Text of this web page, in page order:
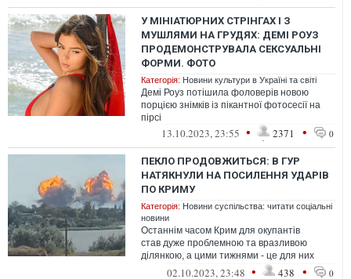
У МІНІАТЮРНИХ СТРІНГАХ І З
МУШЛЯМИ НА ГРУДЯХ: ДЕМІ РОУЗ
ПРОДЕМОНСТРУВАЛА СЕКСУАЛЬНІ
ФОРМИ. ФОТО
Категорія: Новини культури в Україні та світі
Демі Роуз потішила фоловерів новою
порцією знімків із пікантної фотосесії на
пірсі
13.10.2023, 23:55 • 2371 • 0
ПЕКЛО ПРОДОВЖИТЬСЯ: В ГУР
НАТЯКНУЛИ НА ПОСИЛЕННЯ УДАРІВ
ПО КРИМУ
Категорія: Новини суспільства: читати соціальні
новини
Останнім часом Крим для окупантів
став дуже проблемною та вразливою
ділянкою, а цими тижнями - це для них
справжнє пекло
02.10.2023, 23:48 • 438 • 0